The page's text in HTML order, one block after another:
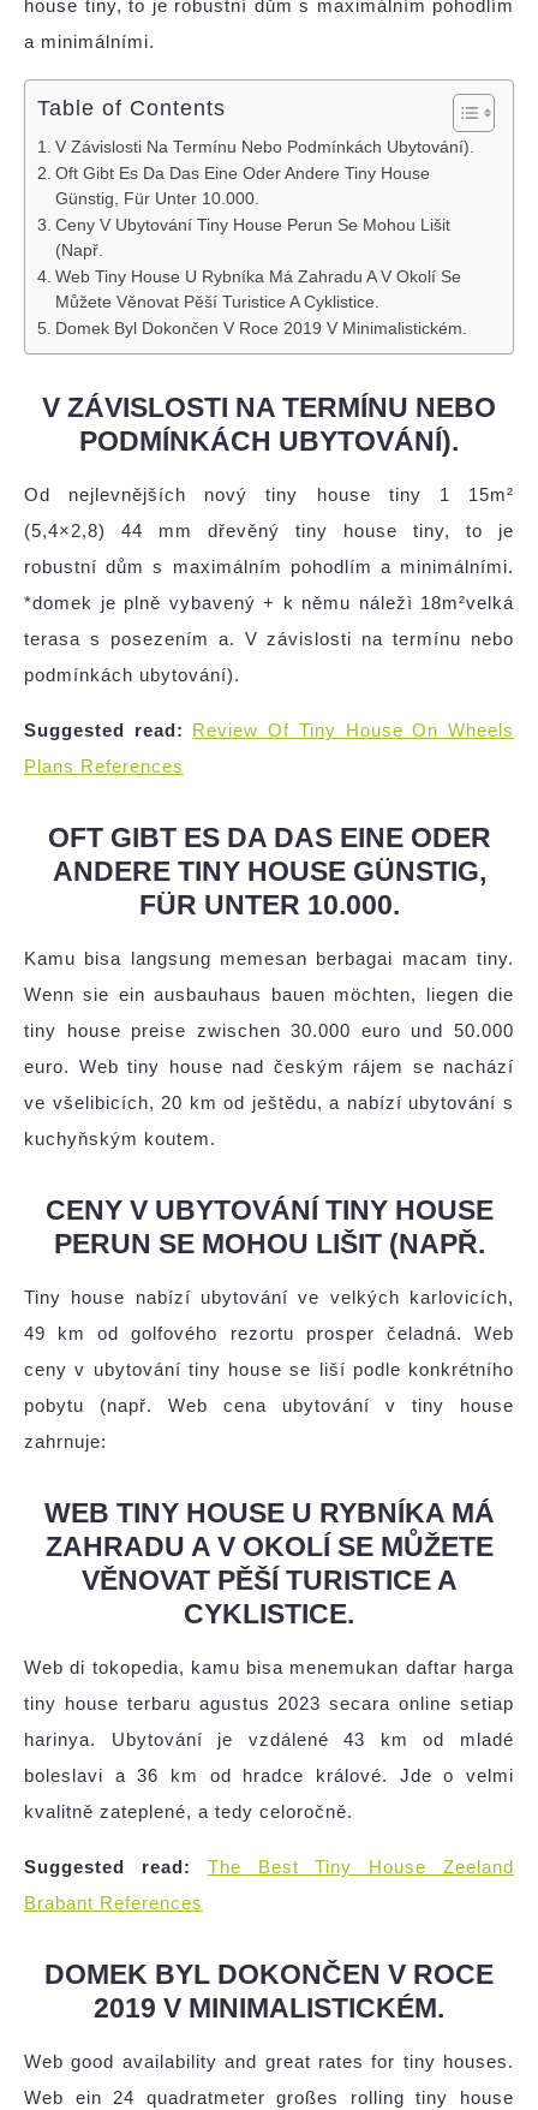
house tiny, to je robustní dům s maximálním pohodlím
a minimálními.
Table of Contents
V Závislosti Na Termínu Nebo Podmínkách Ubytování).
Oft Gibt Es Da Das Eine Oder Andere Tiny House
Günstig, Für Unter 10.000.
Ceny V Ubytování Tiny House Perun Se Mohou Lišit
(Např.
Web Tiny House U Rybníka Má Zahradu A V Okolí Se
Můžete Věnovat Pěší Turistice A Cyklistice.
Domek Byl Dokončen V Roce 2019 V Minimalistickém.
V ZÁVISLOSTI NA TERMÍNU NEBO
PODMÍNKÁCH UBYTOVÁNÍ).
Od nejlevnějších nový tiny house tiny 1 15m²
(5,4×2,8) 44 mm dřevěný tiny house tiny, to je
robustní dům s maximálním pohodlím a minimálními.
*domek je plně vybavený + k němu náležì 18m²velká
terasa s posezením a. V závislosti na termínu nebo
podmínkách ubytování).
Suggested read: Review Of Tiny House On Wheels
Plans References
OFT GIBT ES DA DAS EINE ODER
ANDERE TINY HOUSE GÜNSTIG,
FÜR UNTER 10.000.
Kamu bisa langsung memesan berbagai macam tiny.
Wenn sie ein ausbauhaus bauen möchten, liegen die
tiny house preise zwischen 30.000 euro und 50.000
euro. Web tiny house nad českým rájem se nachází
ve všelibicích, 20 km od ještědu, a nabízí ubytování s
kuchyňským koutem.
CENY V UBYTOVÁNÍ TINY HOUSE
PERUN SE MOHOU LIŠIT (NAPŘ.
Tiny house nabízí ubytování ve velkých karlovicích,
49 km od golfového rezortu prosper čeladná. Web
ceny v ubytování tiny house se liší podle konkrétního
pobytu (např. Web cena ubytování v tiny house
zahrnuje:
WEB TINY HOUSE U RYBNÍKA MÁ
ZAHRADU A V OKOLÍ SE MŮŽETE
VĚNOVAT PĚŠÍ TURISTICE A
CYKLISTICE.
Web di tokopedia, kamu bisa menemukan daftar harga
tiny house terbaru agustus 2023 secara online setiap
harinya. Ubytování je vzdálené 43 km od mladé
boleslavi a 36 km od hradce králové. Jde o velmi
kvalitně zateplené, a tedy celoročně.
Suggested read:
The Best Tiny House Zeeland
Brabant References
DOMEK BYL DOKONČEN V ROCE
2019 V MINIMALISTICKÉM.
Web good availability and great rates for tiny houses.
Web ein 24 quadratmeter großes rolling tiny house